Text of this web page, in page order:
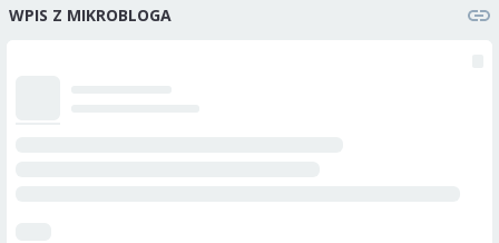
WPIS Z MIKROBLOGA